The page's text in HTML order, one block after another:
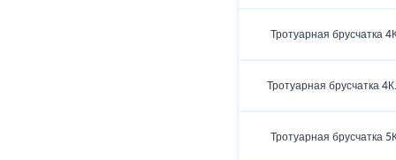
Тротуарная брусчатка
Тротуарная брусчатка
Тротуарная брусчатка